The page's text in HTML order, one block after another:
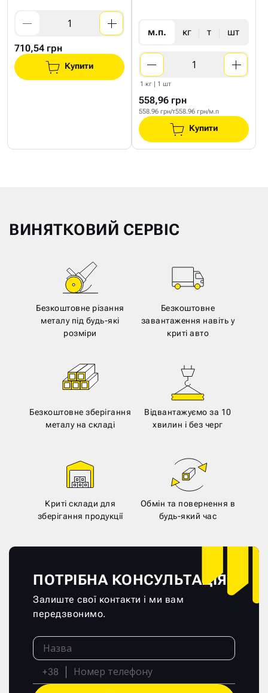
710,54 грн
Купити
м.п. кг т шт
1 кг | 1 шт
558,96 грн
558.96 грн/т558.96 грн/м.п
Купити
ВИНЯТКОВИЙ СЕРВІС
Безкоштовне різання
металу під будь-які
розміри
Безкоштовне
завантаження навіть у
криті авто
Безкоштовне зберігання
металу на складі
Відвантажуємо за 10
хвилин і без черг
Криті склади для
зберігання продукції
Обмін та повернення в
будь-який час
ПОТРІБНА КОНСУЛЬТАЦІЯ?
Залиште свої контакти і ми вам
передзвонимо.
+38